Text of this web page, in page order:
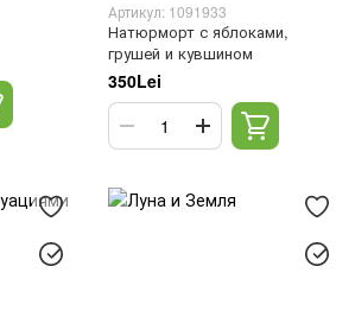
Артикул: 1091933
Натюрморт с яблоками,
грушей и кувшином
350Lei